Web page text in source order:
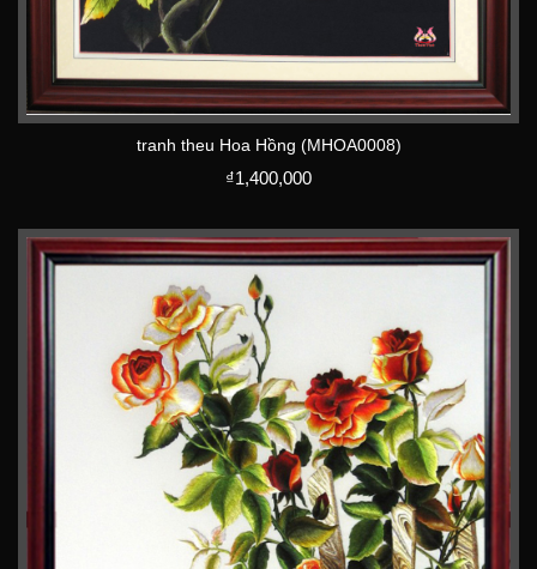
tranh theu Hoa Hồng (MHOA0008)
₫1,400,000